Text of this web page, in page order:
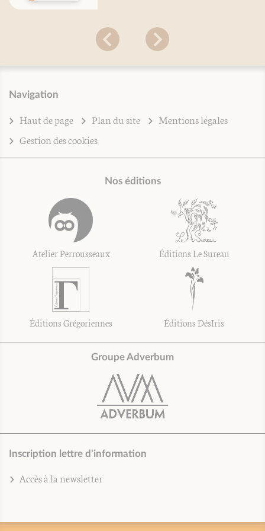
Navigation
Haut de page Plan du site
Mentions légales
Gestion des cookies
Nos éditions
Atelier Perrousseaux Éditions Le Sureau
Éditions Grégoriennes Éditions DésIris
Groupe Adverbum
Inscription lettre d'information
Accès à la newsletter